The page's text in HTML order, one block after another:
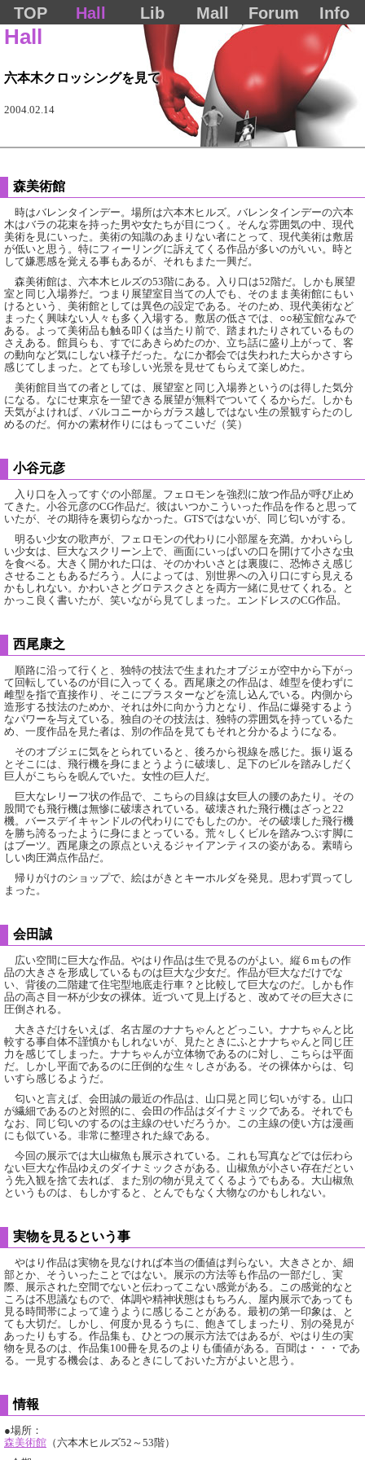
TOP Hall Lib Mall Forum Info
Hall
六本木クロッシングを見て
2004.02.14
森美術館
時はバレンタインデー。場所は六本木ヒルズ。バレンタインデーの六本
木はバラの花束を持った男や女たちが目につく。そんな雰囲気の中、現代
美術を見にいった。美術の知識のあまりない者にとって、現代美術は敷居
が低いと思う。特にフィーリングに訴えてくる作品が多いのがいい。時と
して嫌悪感を覚える事もあるが、それもまた一興だ。
森美術館は、六本木ヒルズの53階にある。入り口は52階だ。しかも展望
室と同じ入場券だ。つまり展望室目当ての人でも、そのまま美術館にもい
けるという、美術館としては異色の設定である。そのため、現代美術など
まったく興味ない人々も多く入場する。敷居の低さでは、○○秘宝館なみで
ある。よって美術品も触る叩くは当たり前で、踏まれたりされているもの
さえある。館員らも、すでにあきらめたのか、立ち話に盛り上がって、客
の動向など気にしない様子だった。なにか都会では失われた大らかさすら
感じてしまった。とても珍しい光景を見せてもらえて楽しめた。
美術館目当ての者としては、展望室と同じ入場券というのは得した気分
になる。なにせ東京を一望できる展望が無料でついてくるからだ。しかも
天気がよければ、バルコニーからガラス越しではない生の景観すらたのし
めるのだ。何かの素材作りにはもってこいだ（笑）
小谷元彦
入り口を入ってすぐの小部屋。フェロモンを強烈に放つ作品が呼び止め
てきた。小谷元彦のCG作品だ。彼はいつかこういった作品を作ると思って
いたが、その期待を裏切らなかった。GTSではないが、同じ匂いがする。
明るい少女の歌声が、フェロモンの代わりに小部屋を充満。かわいらし
い少女は、巨大なスクリーン上で、画面にいっぱいの口を開けて小さな虫
を食べる。大きく開かれた口は、そのかわいさとは裏腹に、恐怖さえ感じ
させることもあるだろう。人によっては、別世界への入り口にすら見える
かもしれない。かわいさとグロテスクさとを両方一緒に見せてくれる。と
かっこ良く書いたが、笑いながら見てしまった。エンドレスのCG作品。
西尾康之
順路に沿って行くと、独特の技法で生まれたオブジェが空中から下がっ
て回転しているのが目に入ってくる。西尾康之の作品は、雄型を使わずに
雌型を指で直接作り、そこにプラスターなどを流し込んでいる。内側から
造形する技法のためか、それは外に向かう力となり、作品に爆発するよう
なパワーを与えている。独自のその技法は、独特の雰囲気を持っているた
め、一度作品を見た者は、別の作品を見てもそれと分かるようになる。
そのオブジェに気をとられていると、後ろから視線を感じた。振り返る
とそこには、飛行機を身にまとうように破壊し、足下のビルを踏みしだく
巨人がこちらを睨んでいた。女性の巨人だ。
巨大なレリーフ状の作品で、こちらの目線は女巨人の腰のあたり。その
股間でも飛行機は無惨に破壊されている。破壊された飛行機はざっと22
機。バースデイキャンドルの代わりにでもしたのか。その破壊した飛行機
を勝ち誇るったように身にまとっている。荒々しくビルを踏みつぶす脚に
はブーツ。西尾康之の原点といえるジャイアンティスの姿がある。素晴ら
しい肉圧満点作品だ。
帰りがけのショップで、絵はがきとキーホルダを発見。思わず買ってし
まった。
会田誠
広い空間に巨大な作品。やはり作品は生で見るのがよい。縦６mもの作
品の大きさを形成しているものは巨大な少女だ。作品が巨大なだけでな
い、背後の二階建て住宅型地底走行車？と比較して巨大なのだ。しかも作
品の高さ目一杯が少女の裸体。近づいて見上げると、改めてその巨大さに
圧倒される。
大きさだけをいえば、名古屋のナナちゃんとどっこい。ナナちゃんと比
較する事自体不謹慎かもしれないが、見たときにふとナナちゃんと同じ圧
力を感じてしまった。ナナちゃんが立体物であるのに対し、こちらは平面
だ。しかし平面であるのに圧倒的な生々しさがある。その裸体からは、匂
いすら感じるようだ。
匂いと言えば、会田誠の最近の作品は、山口晃と同じ匂いがする。山口
が繊細であるのと対照的に、会田の作品はダイナミックである。それでも
なお、同じ匂いのするのは主線のせいだろうか。この主線の使い方は漫画
にも似ている。非常に整理された線である。
今回の展示では大山椒魚も展示されている。これも写真などでは伝わら
ない巨大な作品ゆえのダイナミックさがある。山椒魚が小さい存在だとい
う先入観を捨て去れば、また別の物が見えてくるようでもある。大山椒魚
というものは、もしかすると、とんでもなく大物なのかもしれない。
実物を見るという事
やはり作品は実物を見なければ本当の価値は判らない。大きさとか、細
部とか、そういったことではない。展示の方法等も作品の一部だし、実
際、展示された空間でないと伝わってこない感覚がある。この感覚的なと
ころは不思議なもので、体調や精神状態はもちろん、屋内展示であっても
見る時間帯によって違うように感じることがある。最初の第一印象は、と
ても大切だ。しかし、何度か見るうちに、飽きてしまったり、別の発見が
あったりもする。作品集も、ひとつの展示方法ではあるが、やはり生の実
物を見るのは、作品集100冊を見るのよりも価値がある。百聞は・・・であ
る。一見する機会は、あるときにしておいた方がよいと思う。
情報
●場所：
森美術館 （六本木ヒルズ52～53階）